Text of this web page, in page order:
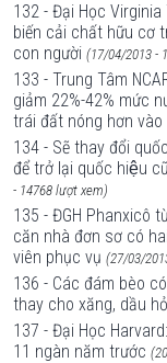
132 - Đại Học
biến cải chất hữu cơ
con người (17/04/2013 -
133 - Trung Tâm
giảm 22%-42% mức
trái đất nóng hơn vào
134 - Sẽ thay đổi
để trở lại quốc hiệu
- 14768 lượt xem)
135 - ĐGH Phanxicô
căn nhà đơn sơ có
viên phục vụ (27/03/
136 - Các đám bèo
thay cho xăng, dầu
137 - Đại Học
11 ngàn năm trước